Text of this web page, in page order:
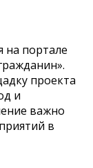
на портале
проекта
и
важно
в